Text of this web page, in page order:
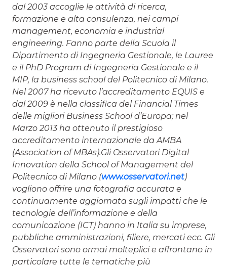
dal 2003 accoglie le attività di ricerca,
formazione e alta consulenza, nei campi
management, economia e industrial
engineering. Fanno parte della Scuola il
Dipartimento di Ingegneria Gestionale, le Lauree
e il PhD Program di Ingegneria Gestionale e il
MIP, la business school del Politecnico di Milano.
Nel 2007 ha ricevuto l’accreditamento EQUIS e
dal 2009 è nella classifica del Financial Times
delle migliori Business School d’Europa; nel
Marzo 2013 ha ottenuto il prestigioso
accreditamento internazionale da AMBA
(Association of MBAs).Gli Osservatori Digital
Innovation della School of Management del
Politecnico di Milano (www.osservatori.net)
vogliono offrire una fotografia accurata e
continuamente aggiornata sugli impatti che le
tecnologie dell’informazione e della
comunicazione (ICT) hanno in Italia su imprese,
pubbliche amministrazioni, filiere, mercati ecc. Gli
Osservatori sono ormai molteplici e affrontano in
particolare tutte le tematiche più